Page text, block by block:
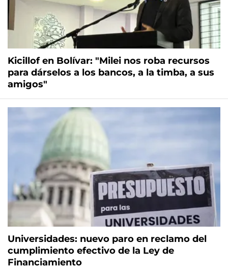
Kicillof en Bolívar: "Milei nos roba recursos
para dárselos a los bancos, a la timba, a sus
amigos"
Universidades: nuevo paro en reclamo del
cumplimiento efectivo de la Ley de
Financiamiento